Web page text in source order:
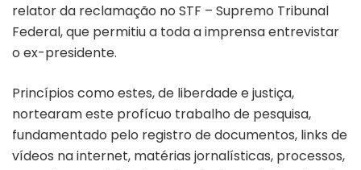
relator da reclamação no STF – Supremo Tribunal
Federal, que permitiu a toda a imprensa entrevistar
o ex-presidente.
Princípios como estes, de liberdade e justiça,
nortearam este profícuo trabalho de pesquisa,
fundamentado pelo registro de documentos, links de
vídeos na internet, matérias jornalísticas, processos,